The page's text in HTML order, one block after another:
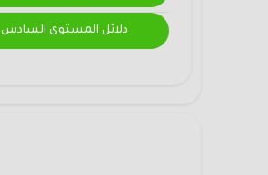
دلائل المستوى السادس